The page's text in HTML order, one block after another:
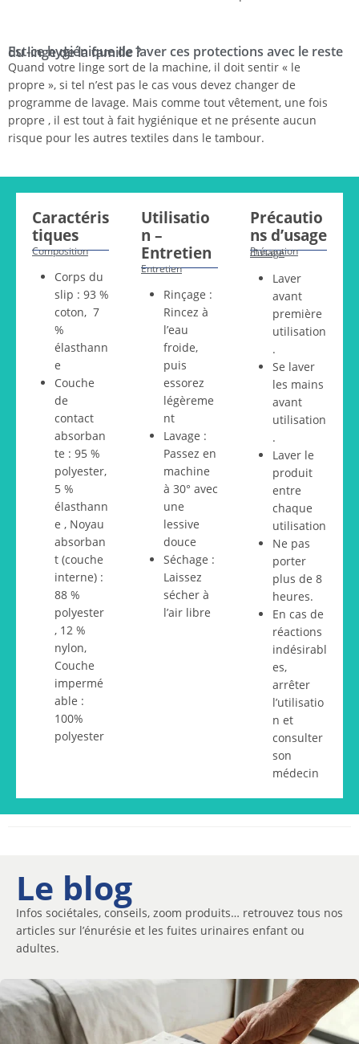
Est-ce hygiénique de laver ces protections avec le reste du linge de la famille ?
Quand votre linge sort de la machine, il doit sentir « le
propre », si tel n’est pas le cas vous devez changer de
programme de lavage. Mais comme tout vêtement, une fois
propre , il est tout à fait hygiénique et ne présente aucun
risque pour les autres textiles dans le tambour.
Caractéris
tiques
Composition
Corps du
slip : 93 %
coton, 7
%
élasthann
e
Couche
de
contact
absorban
te : 95 %
polyester,
5 %
élasthann
e , Noyau
absorban
t (couche
interne) :
88 %
polyester
, 12 %
nylon,
Couche
impermé
able :
100%
polyester
Utilisatio
n –
Entretien
Entretien
Rinçage :
Rincez à
l’eau
froide,
puis
essorez
légèreme
nt
Lavage :
Passez en
machine
à 30° avec
une
lessive
douce
Séchage :
Laissez
sécher à
l’air libre
Précautio
ns d’usage
Précaution d’usage
Laver
avant
première
utilisation
.
Se laver
les mains
avant
utilisation
.
Laver le
produit
entre
chaque
utilisation
Ne pas
porter
plus de 8
heures.
En cas de
réactions
indésirabl
es,
arrêter
l’utilisatio
n et
consulter
son
médecin
Le blog
Infos sociétales, conseils, zoom produits… retrouvez tous nos
articles sur l’énurésie et les fuites urinaires enfant ou
adultes.